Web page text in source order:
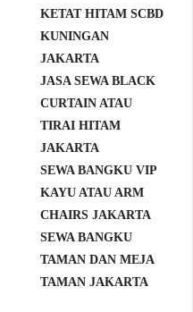
KETAT HITAM SCBD
KUNINGAN
JAKARTA
JASA SEWA BLACK
CURTAIN ATAU
TIRAI HITAM
JAKARTA
SEWA BANGKU VIP
KAYU ATAU ARM
CHAIRS JAKARTA
SEWA BANGKU
TAMAN DAN MEJA
TAMAN JAKARTA